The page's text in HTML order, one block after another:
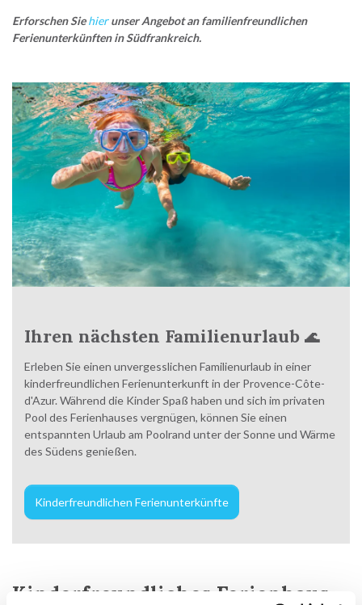
Erforschen Siehierunser Angebot an familienfreundlichen
Ferienunterkünften in Südfrankreich.
Ihren nächsten Familienurlaub 🌊
Erleben Sie einen unvergesslichen Familienurlaub in einer
kinderfreundlichen Ferienunterkunft in der Provence-Côte-
d'Azur. Während die Kinder Spaß haben und sich im privaten
Pool des Ferienhauses vergnügen, können Sie einen
entspannten Urlaub am Poolrand unter der Sonne und Wärme
des Südens genießen.
Kinderfreundlichen Ferienunterkünfte
Kinderfreundliches Ferienhaus